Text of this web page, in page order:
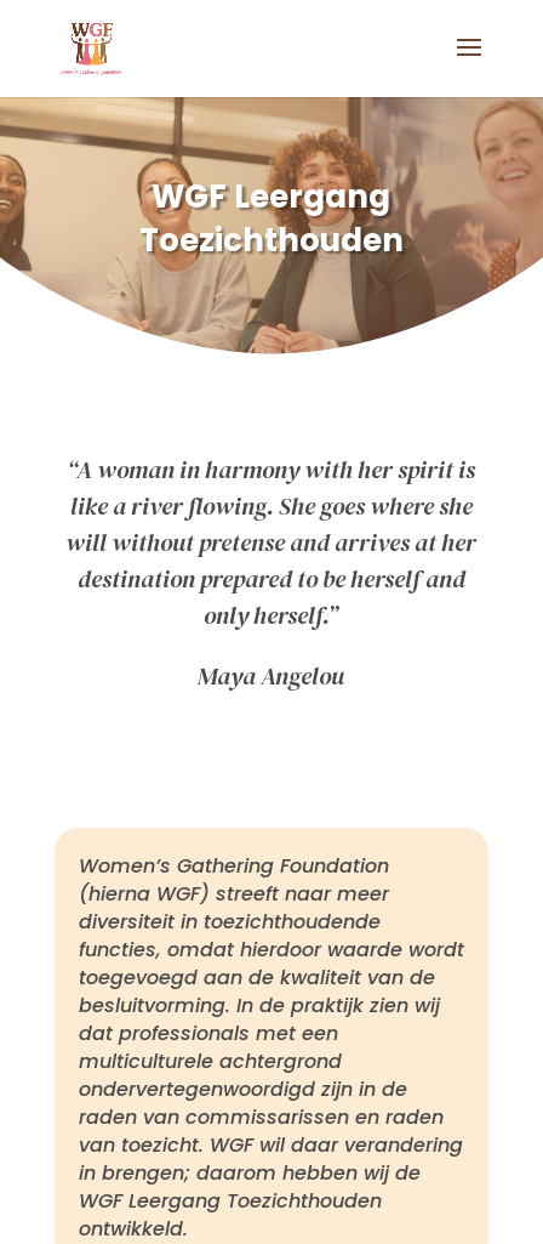
WGF Leergang
Toezichthouden
“A woman in harmony with her spirit is
like a river flowing. She goes where she
will without pretense and arrives at her
destination prepared to be herself and
only herself.”
Maya Angelou
Women’s Gathering Foundation
(hierna WGF) streeft naar meer
diversiteit in toezichthoudende
functies, omdat hierdoor waarde wordt
toegevoegd aan de kwaliteit van de
besluitvorming. In de praktijk zien wij
dat professionals met een
multiculturele achtergrond
ondervertegenwoordigd zijn in de
raden van commissarissen en raden
van toezicht. WGF wil daar verandering
in brengen; daarom hebben wij de
WGF Leergang Toezichthouden
ontwikkeld.